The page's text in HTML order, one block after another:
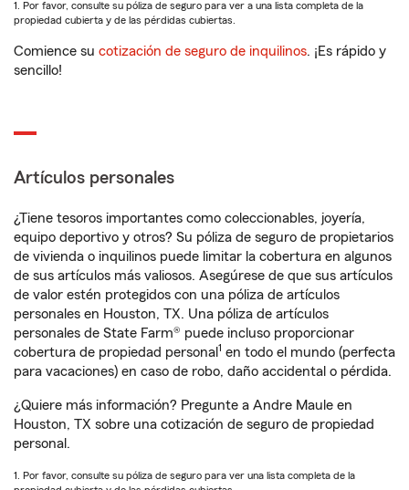
1. Por favor, consulte su póliza de seguro para ver a una lista completa de la
propiedad cubierta y de las pérdidas cubiertas.
Comience su cotización de seguro de inquilinos. ¡Es rápido y
sencillo!
Artículos personales
¿Tiene tesoros importantes como coleccionables, joyería,
equipo deportivo y otros? Su póliza de seguro de propietarios
de vivienda o inquilinos puede limitar la cobertura en algunos
de sus artículos más valiosos. Asegúrese de que sus artículos
de valor estén protegidos con una póliza de artículos
personales en Houston, TX. Una póliza de artículos
personales de State Farm® puede incluso proporcionar
cobertura de propiedad personal 1 en todo el mundo (perfecta
para vacaciones) en caso de robo, daño accidental o pérdida.
¿Quiere más información? Pregunte a Andre Maule en
Houston, TX sobre una cotización de seguro de propiedad
personal.
1. Por favor, consulte su póliza de seguro para ver una lista completa de la